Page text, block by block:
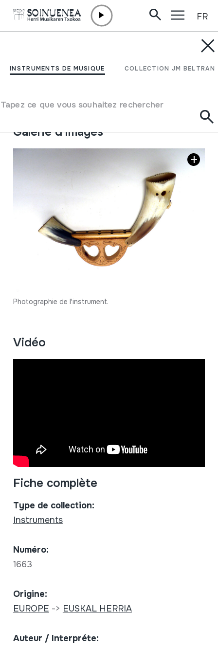
INSTRUMENTS DE MUSIQUE COLLECTION JM BELTRAN
Tapez ce que vous souhaitez rechercher
FR
Alboka
Type d'instrument de musique
Aérophones
Galerie d'images
Photographie de l'instrument.
Vidéo
Fiche complète
Type de collection:
Instruments
Numéro:
1663
Origine:
EUROPE -> EUSKAL HERRIA
Auteur / Interpréte: